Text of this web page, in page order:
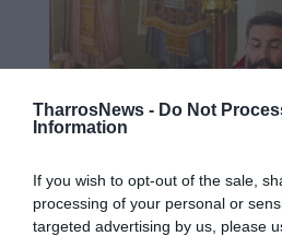
TharrosNews - Do Not
Information
If you wish to opt-out of the sale,
processing of your personal or
targeted advertising by us, please